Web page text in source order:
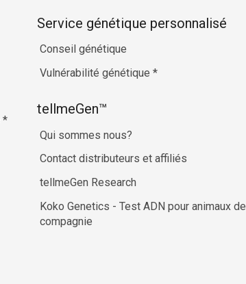
*
Service génétique personnalisé
Conseil génétique
Vulnérabilité génétique *
tellmeGen™
Qui sommes nous?
Contact distributeurs et affiliés
tellmeGen Research
Koko Genetics - Test ADN pour animaux de
compagnie